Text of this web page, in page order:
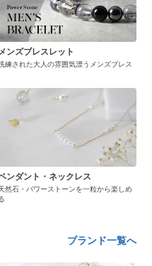
ンズブレスレット
練された大人の雰囲気漂うメンズブレス
ンダント・ネックレス
然石・パワーストーンを一粒から楽しめ
ブランド一覧へ